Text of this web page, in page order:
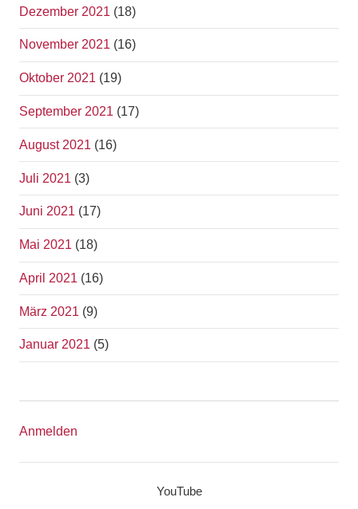
Dezember 2021 (18)
November 2021 (16)
Oktober 2021 (19)
September 2021 (17)
August 2021 (16)
Juli 2021 (3)
Juni 2021 (17)
Mai 2021 (18)
April 2021 (16)
März 2021 (9)
Januar 2021 (5)
Anmelden
YouTube